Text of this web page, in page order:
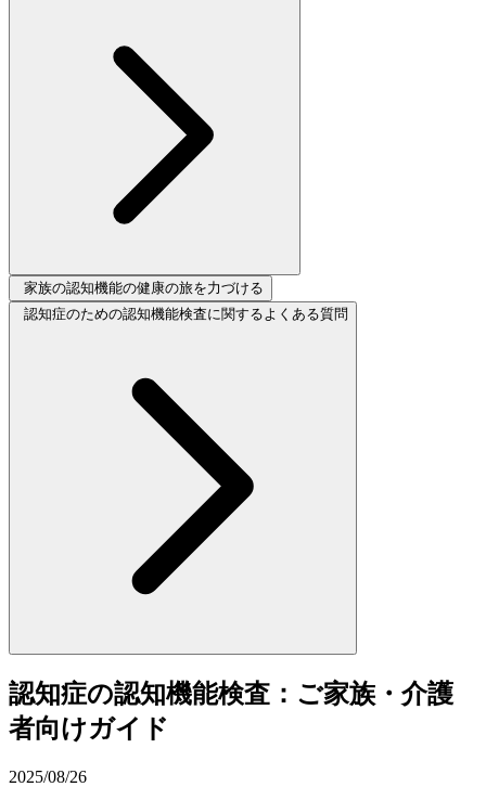
家族の認知機能の健康の旅を力づける
認知症のための認知機能検査に関するよくある質問
認知症の認知機能検査：ご家族・介護
者向けガイド
2025/08/26